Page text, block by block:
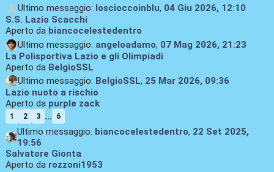
Ultimo messaggio: loscioccoinblu, 04 Giu 2026, 12:10
S.S. Lazio Scacchi
Aperto da biancocelestedentro
Ultimo messaggio: angeloadamo, 07 Mag 2026, 21:23
La Polisportiva Lazio e gli Olimpiadi
Aperto da BelgioSSL
Ultimo messaggio: BelgioSSL, 25 Mar 2026, 09:36
Lazio nuoto a rischio
Aperto da purple zack
1 2 3 ... 6
Ultimo messaggio: biancocelestedentro, 22 Set 2025,
19:56
Salvatore Gionta
Aperto da rozzoni1953